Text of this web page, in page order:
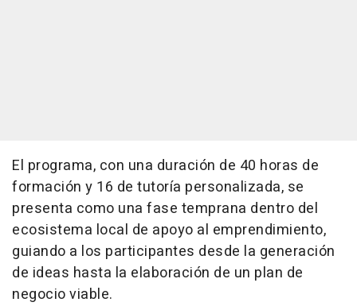
El programa, con una duración de 40 horas de
formación y 16 de tutoría personalizada, se
presenta como una fase temprana dentro del
ecosistema local de apoyo al emprendimiento,
guiando a los participantes desde la generación
de ideas hasta la elaboración de un plan de
negocio viable.